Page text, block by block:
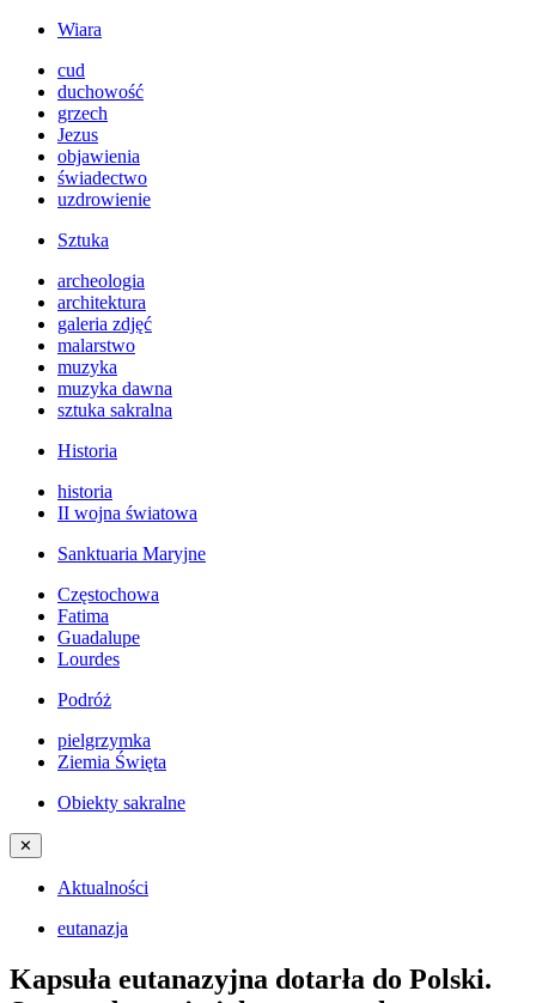
Wiara
cud
duchowość
grzech
Jezus
objawienia
świadectwo
uzdrowienie
Sztuka
archeologia
architektura
galeria zdjęć
malarstwo
muzyka
muzyka dawna
sztuka sakralna
Historia
historia
II wojna światowa
Sanktuaria Maryjne
Częstochowa
Fatima
Guadalupe
Lourdes
Podróż
pielgrzymka
Ziemia Święta
Obiekty sakralne
✕
Aktualności
eutanazja
Kapsuła eutanazyjna dotarła do Polski.